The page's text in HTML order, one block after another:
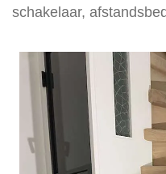
schakelaar,